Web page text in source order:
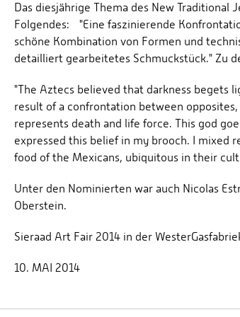
Das diesjährige Thema des New Traditional
Folgendes: "Eine faszinierende
schöne Kombination von Formen und
detailliert gearbeitetes Schmuckstück." Zu
"The Aztecs believed that darkness begets
result of a confrontation between
represents death and life force. This god
expressed this belief in my brooch. I mixed
food of the Mexicans, ubiquitous in their
Unter den Nominierten war auch Nicolas
Oberstein.
Sieraad Art Fair 2014 in der
10. MAI 2014